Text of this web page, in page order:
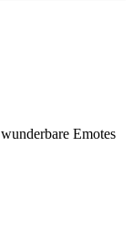
Emotes